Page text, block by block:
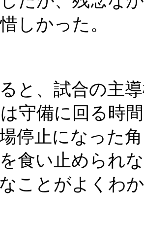
しかった。
と、試合の主
守備に回る時
停止になった
食い止められ
ことがよくわ